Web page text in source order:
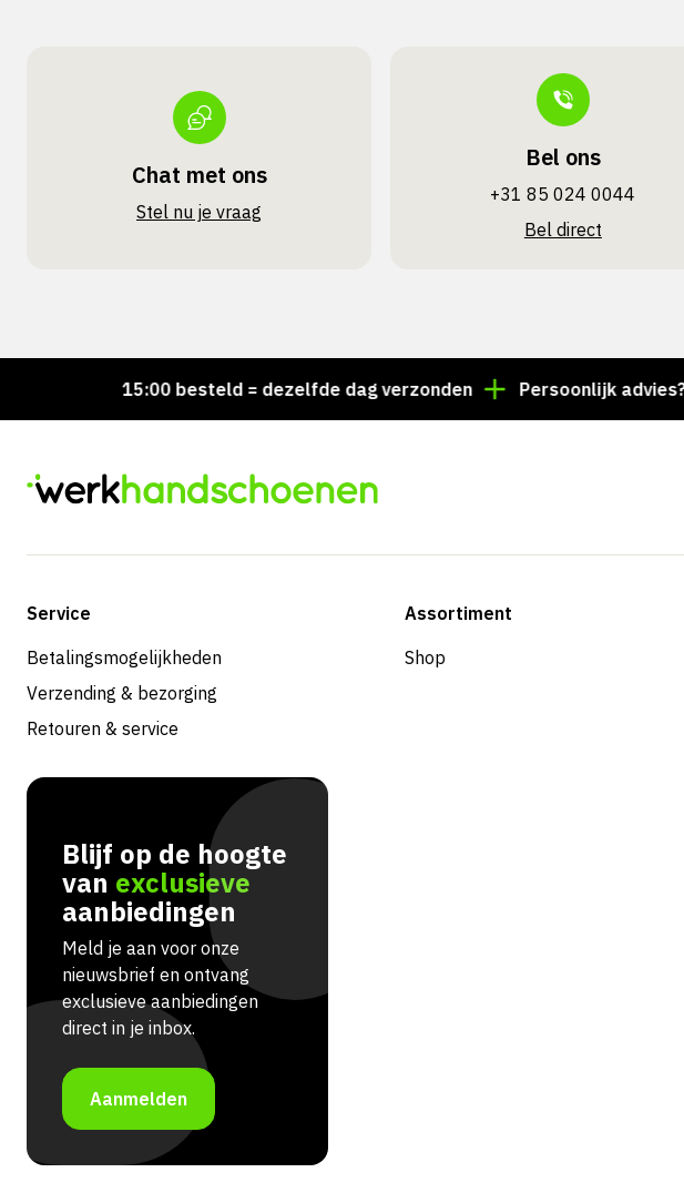
Chat met ons
Stel nu je vraag
Bel ons
+31 85 024 0044
Bel direct
Voor 15:00 besteld = dezelfde dag verzonden Persoonlijk advies? Bel
Service
Betalingsmogelijkheden
Verzending & bezorging
Retouren & service
Assortiment
Shop
Blijf op de hoogte
van exclusieve
aanbiedingen
Meld je aan voor onze
nieuwsbrief en ontvang
exclusieve aanbiedingen
direct in je inbox.
Aanmelden